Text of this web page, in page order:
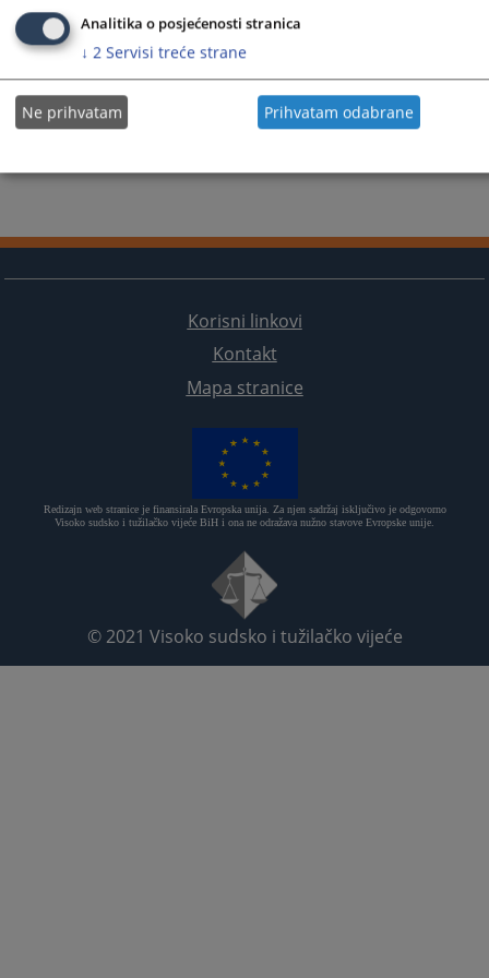
Korisni linkovi
Kontakt
Mapa stranice
Redizajn web stranice je finansirala Evropska unija. Za njen sadržaj isključivo je odgovorno
Visoko sudsko i tužilačko vijeće BiH i ona ne odražava nužno stavove Evropske unije.
© 2021 Visoko sudsko i tužilačko vijeće
Analitika o posjećenosti stranica
↓ 2 Servisi treće strane
Ne prihvatam Prihvatam odabrane